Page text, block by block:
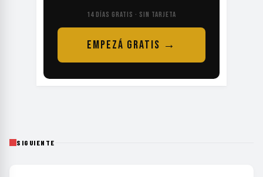
14 DÍAS GRATIS · SIN TARJETA
EMPEZÁ GRATIS →
SIGUIENTE